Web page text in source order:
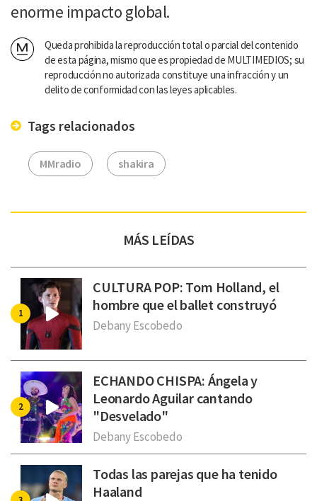
enorme impacto global.
Queda prohibida la reproducción total o parcial del contenido
de esta página, mismo que es propiedad de MULTIMEDIOS; su
reproducción no autorizada constituye una infracción y un
delito de conformidad con las leyes aplicables.
Tags relacionados
MMradio shakira
MÁS LEÍDAS
CULTURA POP: Tom Holland, el
hombre que el ballet construyó
Debany Escobedo
ECHANDO CHISPA: Ángela y
Leonardo Aguilar cantando
"Desvelado"
Debany Escobedo
Todas las parejas que ha tenido
Haaland